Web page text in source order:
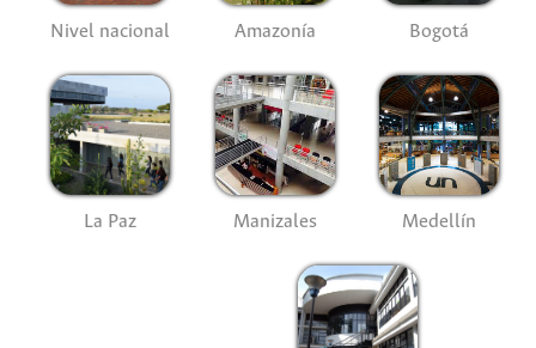
Nivel nacional Amazonía Bogotá
La Paz Manizales Medellín